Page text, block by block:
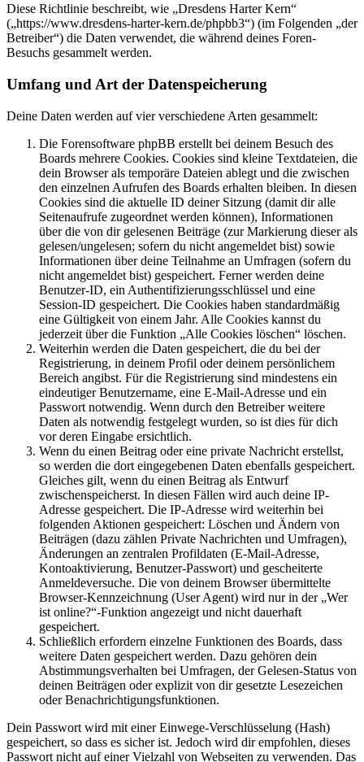
Diese Richtlinie beschreibt, wie „Dresdens Harter Kern“
(„https://www.dresdens-harter-kern.de/phpbb3“) (im Folgenden „der
Betreiber“) die Daten verwendet, die während deines Foren-
Besuchs gesammelt werden.
Umfang und Art der Datenspeicherung
Deine Daten werden auf vier verschiedene Arten gesammelt:
Die Forensoftware phpBB erstellt bei deinem Besuch des
Boards mehrere Cookies. Cookies sind kleine Textdateien, die
dein Browser als temporäre Dateien ablegt und die zwischen
den einzelnen Aufrufen des Boards erhalten bleiben. In diesen
Cookies sind die aktuelle ID deiner Sitzung (damit dir alle
Seitenaufrufe zugeordnet werden können), Informationen
über die von dir gelesenen Beiträge (zur Markierung dieser als
gelesen/ungelesen; sofern du nicht angemeldet bist) sowie
Informationen über deine Teilnahme an Umfragen (sofern du
nicht angemeldet bist) gespeichert. Ferner werden deine
Benutzer-ID, ein Authentifizierungsschlüssel und eine
Session-ID gespeichert. Die Cookies haben standardmäßig
eine Gültigkeit von einem Jahr. Alle Cookies kannst du
jederzeit über die Funktion „Alle Cookies löschen“ löschen.
Weiterhin werden die Daten gespeichert, die du bei der
Registrierung, in deinem Profil oder deinem persönlichem
Bereich angibst. Für die Registrierung sind mindestens ein
eindeutiger Benutzername, eine E-Mail-Adresse und ein
Passwort notwendig. Wenn durch den Betreiber weitere
Daten als notwendig festgelegt wurden, so ist dies für dich
vor deren Eingabe ersichtlich.
Wenn du einen Beitrag oder eine private Nachricht erstellst,
so werden die dort eingegebenen Daten ebenfalls gespeichert.
Gleiches gilt, wenn du einen Beitrag als Entwurf
zwischenspeicherst. In diesen Fällen wird auch deine IP-
Adresse gespeichert. Die IP-Adresse wird weiterhin bei
folgenden Aktionen gespeichert: Löschen und Ändern von
Beiträgen (dazu zählen Private Nachrichten und Umfragen),
Änderungen an zentralen Profildaten (E-Mail-Adresse,
Kontoaktivierung, Benutzer-Passwort) und gescheiterte
Anmeldeversuche. Die von deinem Browser übermittelte
Browser-Kennzeichnung (User Agent) wird nur in der „Wer
ist online?“-Funktion angezeigt und nicht dauerhaft
gespeichert.
Schließlich erfordern einzelne Funktionen des Boards, dass
weitere Daten gespeichert werden. Dazu gehören dein
Abstimmungsverhalten bei Umfragen, der Gelesen-Status von
deinen Beiträgen oder explizit von dir gesetzte Lesezeichen
oder Benachrichtigungsfunktionen.
Dein Passwort wird mit einer Einwege-Verschlüsselung (Hash)
gespeichert, so dass es sicher ist. Jedoch wird dir empfohlen, dieses
Passwort nicht auf einer Vielzahl von Webseiten zu verwenden. Das